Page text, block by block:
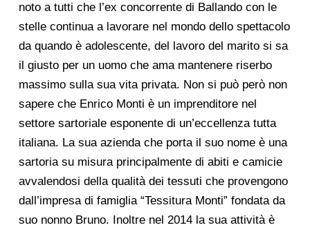
noto a tutti che l’ex concorrente di Ballando con le
stelle continua a lavorare nel mondo dello spettacolo
da quando è adolescente, del lavoro del marito si sa
il giusto per un uomo che ama mantenere riserbo
massimo sulla sua vita privata. Non si può però non
sapere che Enrico Monti è un imprenditore nel
settore sartoriale esponente di un’eccellenza tutta
italiana. La sua azienda che porta il suo nome è una
sartoria su misura principalmente di abiti e camicie
avvalendosi della qualità dei tessuti che provengono
dall’impresa di famiglia “Tessitura Monti” fondata da
suo nonno Bruno. Inoltre nel 2014 la sua attività è